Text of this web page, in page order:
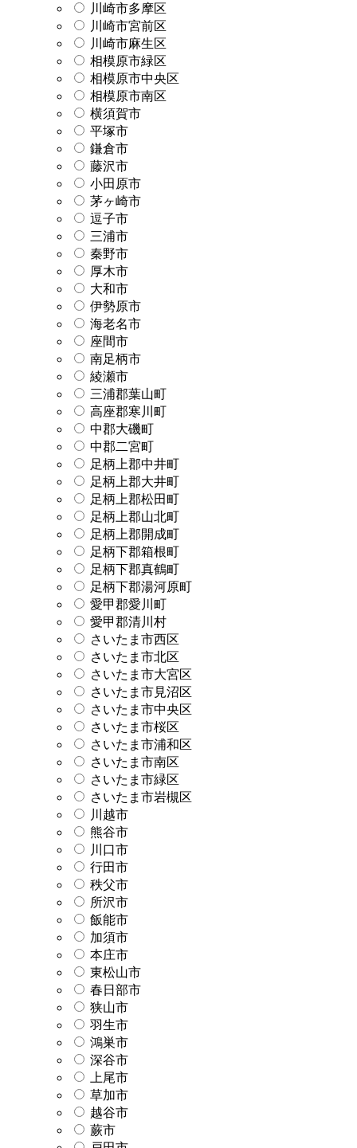
川崎市多摩区
川崎市宮前区
川崎市麻生区
相模原市緑区
相模原市中央区
相模原市南区
横須賀市
平塚市
鎌倉市
藤沢市
小田原市
茅ヶ崎市
逗子市
三浦市
秦野市
厚木市
大和市
伊勢原市
海老名市
座間市
南足柄市
綾瀬市
三浦郡葉山町
高座郡寒川町
中郡大磯町
中郡二宮町
足柄上郡中井町
足柄上郡大井町
足柄上郡松田町
足柄上郡山北町
足柄上郡開成町
足柄下郡箱根町
足柄下郡真鶴町
足柄下郡湯河原町
愛甲郡愛川町
愛甲郡清川村
さいたま市西区
さいたま市北区
さいたま市大宮区
さいたま市見沼区
さいたま市中央区
さいたま市桜区
さいたま市浦和区
さいたま市南区
さいたま市緑区
さいたま市岩槻区
川越市
熊谷市
川口市
行田市
秩父市
所沢市
飯能市
加須市
本庄市
東松山市
春日部市
狭山市
羽生市
鴻巣市
深谷市
上尾市
草加市
越谷市
蕨市